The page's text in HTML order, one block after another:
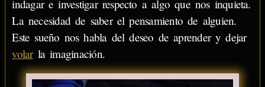
indagar e investigar respecto a algo que nos inquieta.
La necesidad de saber el pensamiento de alguien.
Este sueño nos habla del deseo de aprender y dejar
volarla imaginación.